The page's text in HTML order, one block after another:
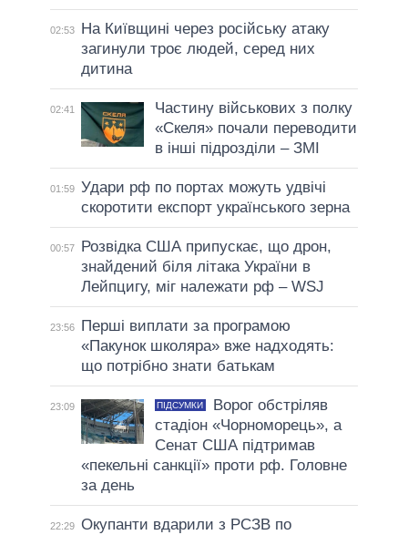
02:53
На Київщині через російську атаку
загинули троє людей, серед них
дитина
02:41
Частину військових з полку
«Скеля» почали переводити
в інші підрозділи – ЗМІ
01:59 Удари рф по портах можуть удвічі
скоротити експорт українського зерна
00:57
Розвідка США припускає, що дрон,
знайдений біля літака України в
Лейпцигу, міг належати рф – WSJ
23:56
Перші виплати за програмою
«Пакунок школяра» вже надходять:
що потрібно знати батькам
23:09 ПІДСУМКИ
Ворог обстріляв
стадіон «Чорноморець», а
Сенат США підтримав
«пекельні санкції» проти рф. Головне
за день
22:29 Окупанти вдарили з РСЗВ по